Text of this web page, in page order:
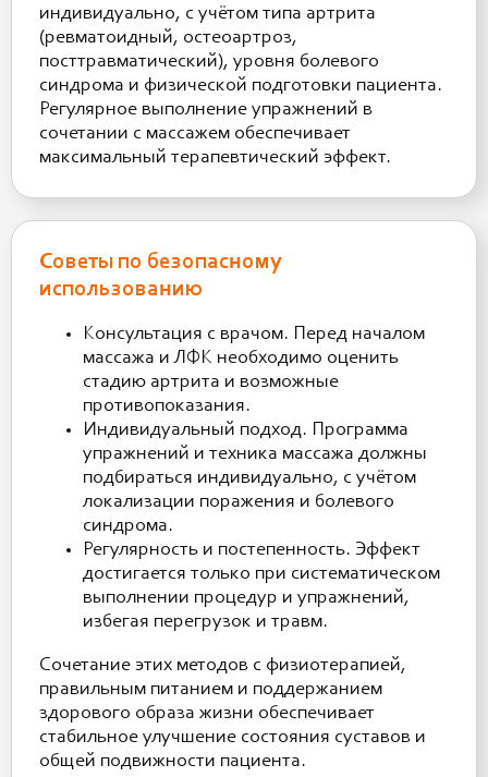
индивидуально, с учётом типа артрита
(ревматоидный, остеоартроз,
посттравматический), уровня болевого
синдрома и физической подготовки пациента.
Регулярное выполнение упражнений в
сочетании с массажем обеспечивает
максимальный терапевтический эффект.
Советы по безопасному
использованию
Консультация с врачом. Перед началом
массажа и ЛФК необходимо оценить
стадию артрита и возможные
противопоказания.
Индивидуальный подход. Программа
упражнений и техника массажа должны
подбираться индивидуально, с учётом
локализации поражения и болевого
синдрома.
Регулярность и постепенность. Эффект
достигается только при систематическом
выполнении процедур и упражнений,
избегая перегрузок и травм.
Сочетание этих методов с физиотерапией,
правильным питанием и поддержанием
здорового образа жизни обеспечивает
стабильное улучшение состояния суставов и
общей подвижности пациента.